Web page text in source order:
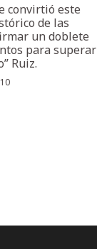
convirtió este
de las
un doblete
para superar
Ruiz.